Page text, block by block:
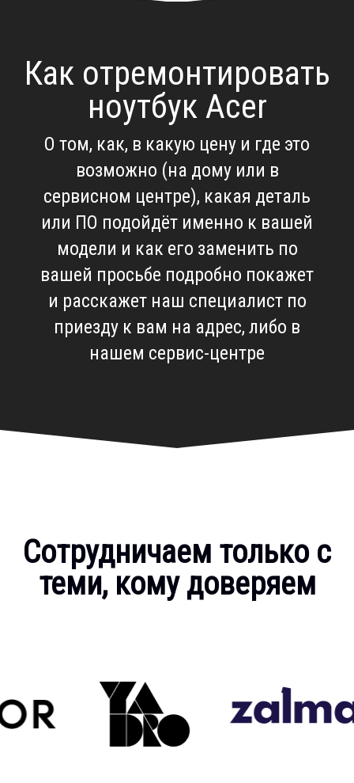
Как отремонтировать
ноутбук Acer
О том, как, в какую цену и где это
возможно (на дому или в
сервисном центре), какая деталь
или ПО подойдёт именно к вашей
модели и как его заменить по
вашей просьбе подробно покажет
и расскажет наш специалист по
приезду к вам на адрес, либо в
нашем сервис-центре
Сотрудничаем только с
теми, кому доверяем